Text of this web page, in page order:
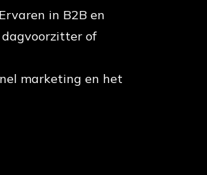
in B2B en
dagvoorzitter of
marketing en het